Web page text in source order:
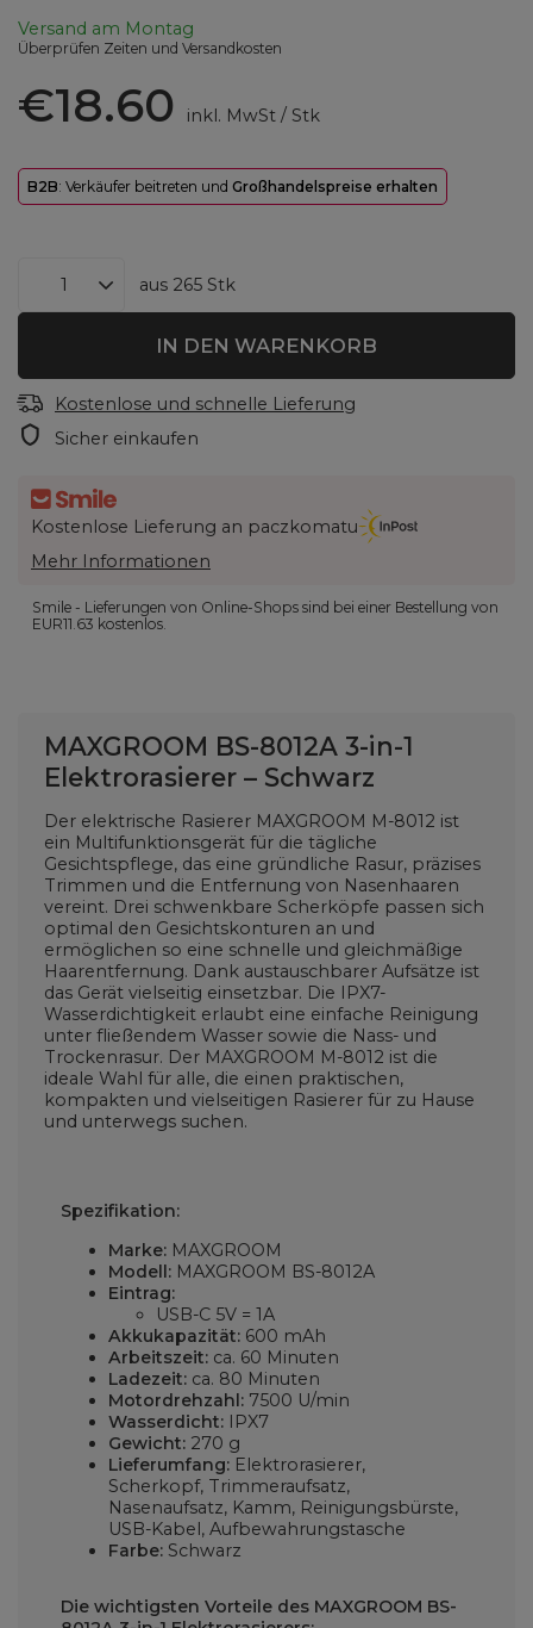
Versand am Montag
Überprüfen Zeiten und Versandkosten
€18.60 inkl. MwSt/ Stk
B2B: Verkäufer beitreten und Großhandelspreise erhalten
aus 265 Stk
IN DEN WARENKORB
Kostenlose und schnelle Lieferung
Sicher einkaufen
Kostenlose Lieferung an paczkomatu
Mehr Informationen
Smile - Lieferungen von Online-Shops sind bei einer Bestellung von
EUR11.63 kostenlos.
MAXGROOM BS-8012A 3-in-1
Elektrorasierer – Schwarz
Der elektrische Rasierer MAXGROOM M-8012 ist
ein Multifunktionsgerät für die tägliche
Gesichtspflege, das eine gründliche Rasur, präzises
Trimmen und die Entfernung von Nasenhaaren
vereint. Drei schwenkbare Scherköpfe passen sich
optimal den Gesichtskonturen an und
ermöglichen so eine schnelle und gleichmäßige
Haarentfernung. Dank austauschbarer Aufsätze ist
das Gerät vielseitig einsetzbar. Die IPX7-
Wasserdichtigkeit erlaubt eine einfache Reinigung
unter fließendem Wasser sowie die Nass- und
Trockenrasur. Der MAXGROOM M-8012 ist die
ideale Wahl für alle, die einen praktischen,
kompakten und vielseitigen Rasierer für zu Hause
und unterwegs suchen.
Spezifikation:
Marke: MAXGROOM
Modell: MAXGROOM BS-8012A
Eintrag:
USB-C 5V = 1A
Akkukapazität: 600 mAh
Arbeitszeit: ca. 60 Minuten
Ladezeit: ca. 80 Minuten
Motordrehzahl: 7500 U/min
Wasserdicht: IPX7
Gewicht: 270 g
Lieferumfang: Elektrorasierer,
Scherkopf, Trimmeraufsatz,
Nasenaufsatz, Kamm, Reinigungsbürste,
USB-Kabel, Aufbewahrungstasche
Farbe: Schwarz
Die wichtigsten Vorteile des MAXGROOM BS-